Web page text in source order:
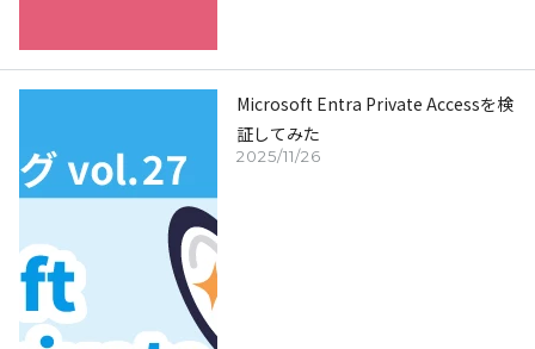
2025/11/26
Microsoft Entra Private Accessを検
証してみた